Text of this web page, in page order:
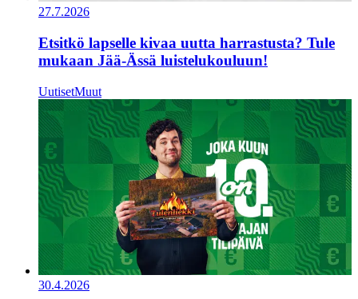
27.7.2026
Etsitkö lapselle kivaa uutta harrastusta? Tule
mukaan Jää-Ässä luistelukouluun!
UutisetMuut
30.4.2026